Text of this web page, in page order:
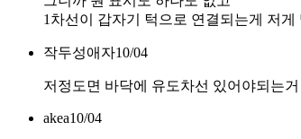
1차선이 갑자기 턱으로 연결되는게 저게
작두성애자10/04
저정도면 바닥에 유도차선 있어야되는거
akea10/04